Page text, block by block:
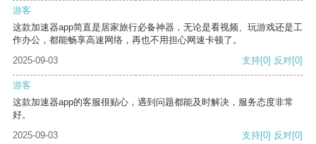
游客
这款加速器app简直是居家旅行必备神器，无论是看视频、玩游戏还是工
作办公，都能畅享高速网络，再也不用担心网速卡顿了。
2025-09-03
支持[0] 反对[0]
游客
这款加速器app的客服很贴心，遇到问题都能及时解决，服务态度非常
好。
2025-09-03
支持[0] 反对[0]